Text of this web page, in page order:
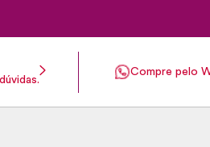
Compre pelo